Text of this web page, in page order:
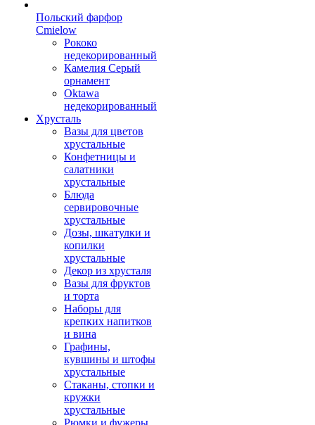
Польский фарфор
Сmielow
Рококо
недекорированный
Камелия Серый
орнамент
Oktawa
недекорированный
Хрусталь
Вазы для цветов
хрустальные
Конфетницы и
салатники
хрустальные
Блюда
сервировочные
хрустальные
Дозы, шкатулки и
копилки
хрустальные
Декор из хрусталя
Вазы для фруктов
и торта
Наборы для
крепких напитков
и вина
Графины,
кувшины и штофы
хрустальные
Стаканы, стопки и
кружки
хрустальные
Рюмки и фужеры